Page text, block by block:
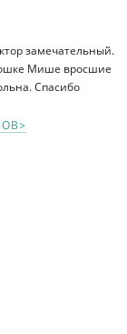
замечательный.
Мише вросшие
Спасибо